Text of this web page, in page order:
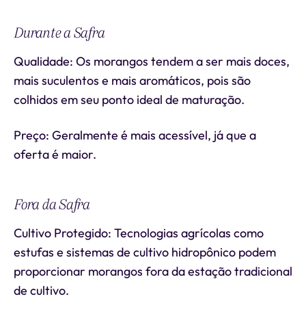
Durante a Safra
Qualidade: Os morangos tendem a ser mais doces,
mais suculentos e mais aromáticos, pois são
colhidos em seu ponto ideal de maturação.
Preço: Geralmente é mais acessível, já que a
oferta é maior.
Fora da Safra
Cultivo Protegido: Tecnologias agrícolas como
estufas e sistemas de cultivo hidropônico podem
proporcionar morangos fora da estação tradicional
de cultivo.